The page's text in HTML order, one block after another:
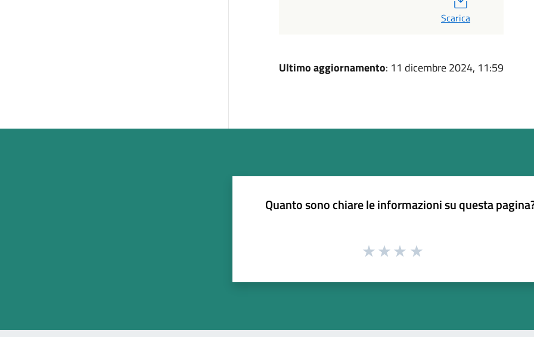
Scarica
Ultimo aggiornamento: 11 dicembre 2024, 11:59
Quanto sono chiare le informazioni su questa